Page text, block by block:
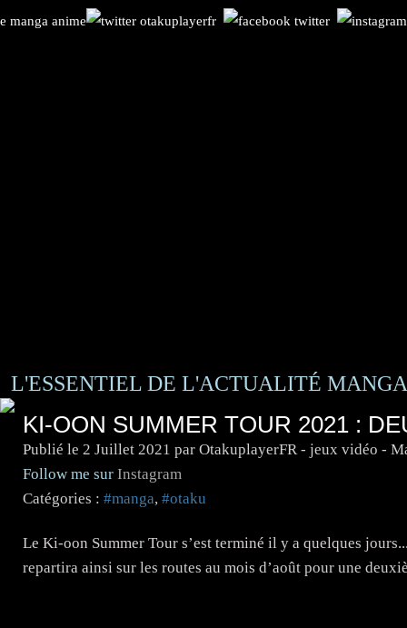
L'ESSENTIEL DE L'ACTUALITÉ
KI-OON SUMMER TOUR 2021 :
Publié le 2 Juillet 2021 par OtakuplayerFR - jeux vidéo -
Follow me sur Instagram
Catégories : #manga, #otaku
Le Ki-oon Summer Tour s’est terminé il y a quelques
repartira ainsi sur les routes au mois d’août pour une